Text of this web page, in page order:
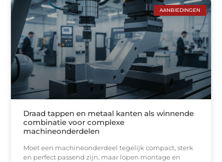
AANBIEDINGEN
Draad tappen en metaal kanten als winnende
combinatie voor complexe
machineonderdelen
Moet een machineonderdeel tegelijk compact, sterk
en perfect passend zijn, maar lopen montage en